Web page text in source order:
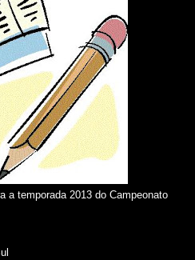
a temporada 2013 do Campeonato